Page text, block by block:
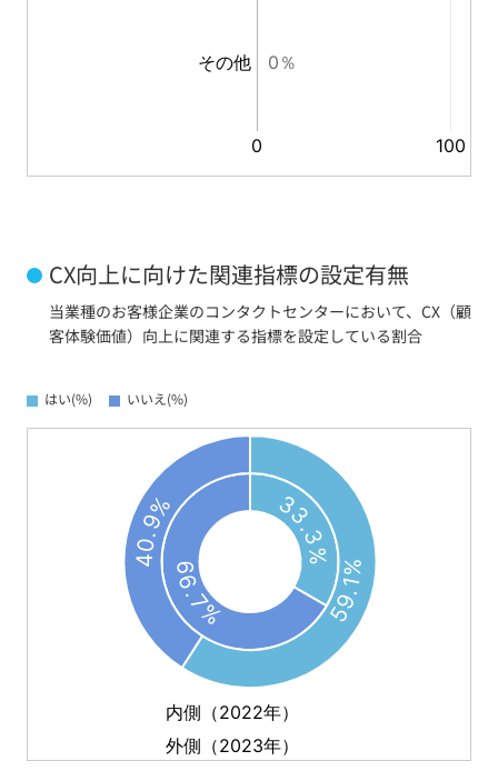
CX向上に向けた関連指標の設定有無
当業種のお客様企業のコンタクトセンターにおいて、CX（顧
客体験価値）向上に関連する指標を設定している割合
はい(%) いいえ(%)